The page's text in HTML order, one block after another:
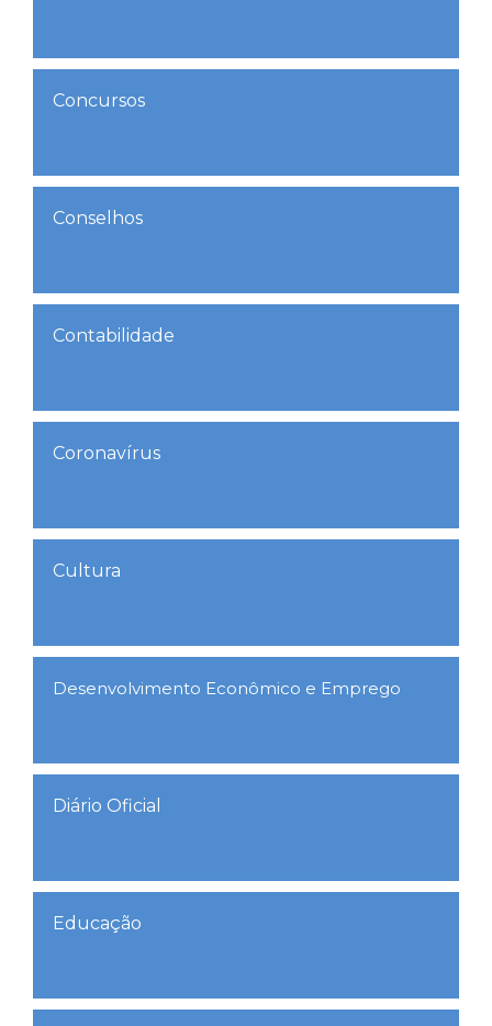
Concursos
Conselhos
Contabilidade
Coronavírus
Cultura
Desenvolvimento Econômico e Emprego
Diário Oficial
Educação